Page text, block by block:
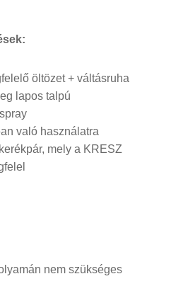
öltözet + váltásruha
lapos talpú
való használatra
mely a KRESZ
nem szükséges